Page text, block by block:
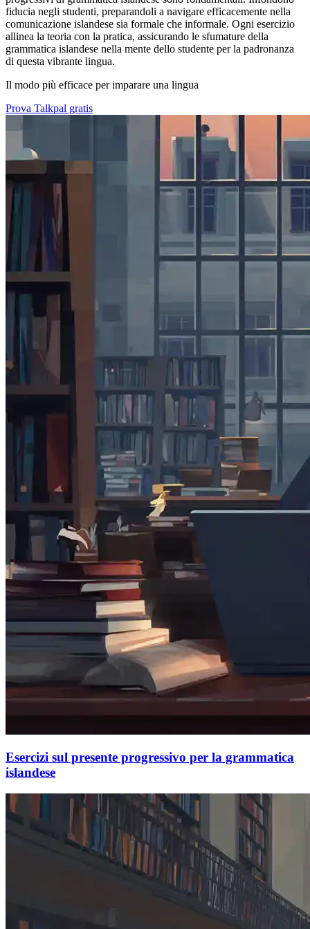
fiducia negli studenti, preparandoli a navigare efficacemente nella
comunicazione islandese sia formale che informale. Ogni esercizio
allinea la teoria con la pratica, assicurando le sfumature della
grammatica islandese nella mente dello studente per la padronanza
di questa vibrante lingua.
Il modo più efficace per imparare una lingua
Prova Talkpal gratis
Esercizi sul presente progressivo per la grammatica
islandese